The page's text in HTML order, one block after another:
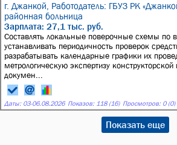
г. Джанкой, Работодатель: ГБУЗ РК
районная больница
Зарплата: 27,1 тыс. руб.
Составлять локальные поверочные схемы по
устанавливать периодичность проверок
разрабатывать календарные графики их
метрологическую экспертизу конструкторской
докумен...
Даты: 03-06.08.2026 Показов: 118 (16) Просмотров: 0 (0)
Показать еще